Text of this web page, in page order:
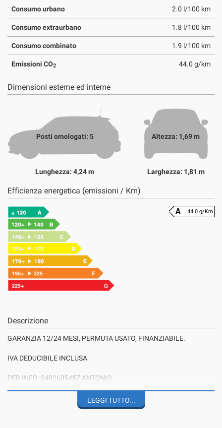
Consumo urbano 2.0 l/100 km
Consumo extraurbano 1.8 l/100 km
Consumo combinato 1.9 l/100 km
Emissioni CO2 44.0 g/km
Dimensioni esterne ed interne
Posti omologati: 5
Lunghezza: 4,24 m
Altezza: 1,69 m
Larghezza: 1,81 m
Efficienza energetica (emissioni / Km)
44.0 g/Km
Descrizione
GARANZIA 12/24 MESI, PERMUTA USATO, FINANZIABILE.
IVA DEDUCIBILE INCLUSA
PER INFO: 3482605457 ANTONIO
LEGGI TUTTO...